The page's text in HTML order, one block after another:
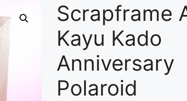
Scrapframe
Kayu Kado
Anniversary
Polaroid